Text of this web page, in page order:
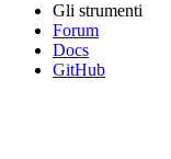
Gli strumenti
Forum
Docs
GitHub